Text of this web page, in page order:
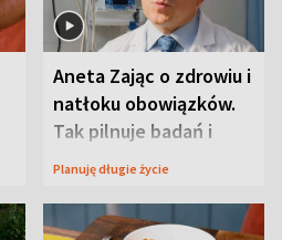
Aneta Zając o zdrowiu i
natłoku obowiązków.
Tak pilnuje badań i
wizyt
Planuję długie życie